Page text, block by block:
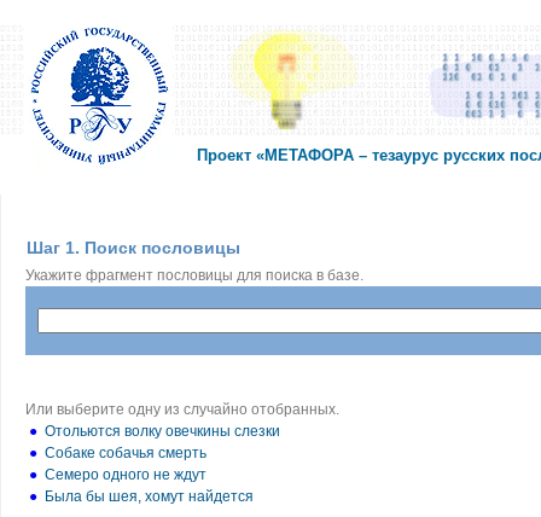
Проект «МЕТАФОРА – тезаурус русских
Шаг 1. Поиск пословицы
Укажите фрагмент пословицы для поиска в базе.
Или выберите одну из случайно отобранных.
● Отольются волку овечкины слезки
● Собаке собачья смерть
● Семеро одного не ждут
● Была бы шея, хомут найдется